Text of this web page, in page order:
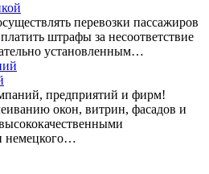
перевозки пассажиров
штрафы за несоответствие
установленным…
предприятий и фирм!
окон, витрин, фасадов и
немецкого…